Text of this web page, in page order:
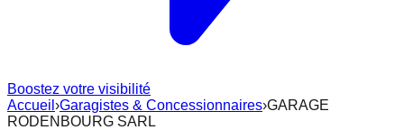
Boostez votre visibilité
Accueil ›Garagistes & Concessionnaires›GARAGE
RODENBOURG SARL